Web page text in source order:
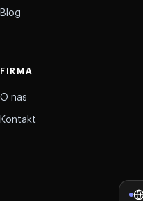
Blog
FIRMA
O nas
Kontakt